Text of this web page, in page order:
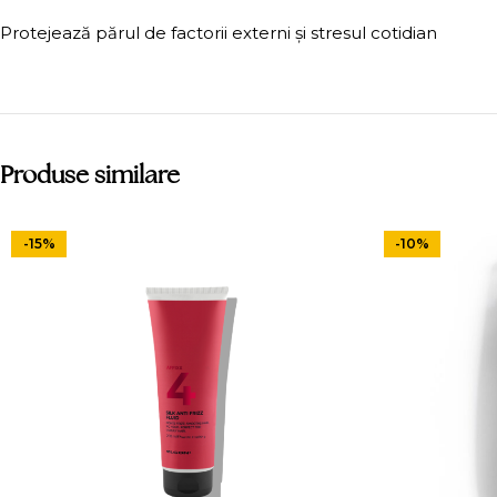
Protejează părul de factorii externi și stresul cotidian
Produse similare
-15% -10%